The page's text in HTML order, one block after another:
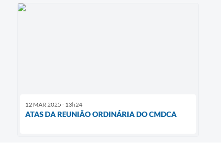
12 MAR 2025 - 13h24
ATAS DA REUNIÃO ORDINÁRIA DO CMDCA